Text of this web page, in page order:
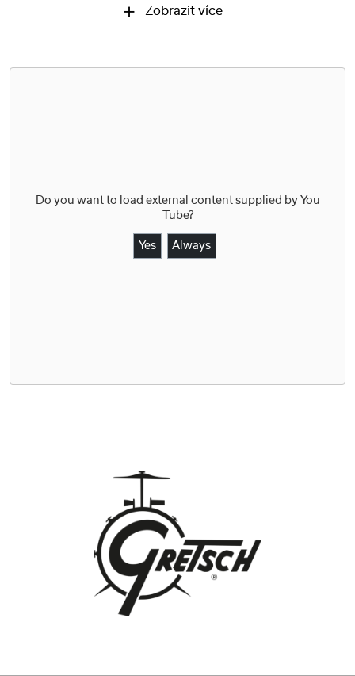
Zobrazit více
Do you want to load external content supplied by You
Tube?
Yes Always